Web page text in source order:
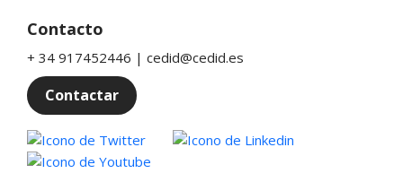
Contacto
+ 34 917452446 | cedid@cedid.es
Contactar
Twitter